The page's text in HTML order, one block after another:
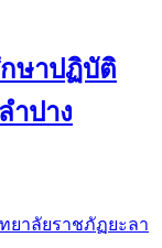
ษาปฏิบัติ
ำปาง